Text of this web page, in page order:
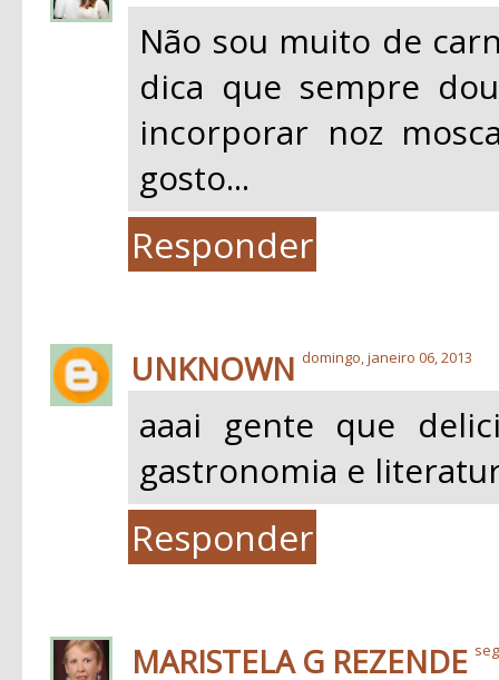
Não sou muito de
dica que sempre
incorporar noz
gosto...
Responder
UNKNOWN domingo, janeiro 06, 2013
aaai gente que
gastronomia e
Responder
MARISTELA G REZENDE